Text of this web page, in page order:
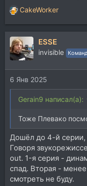
Р
е
а
к
ц
и
и
:
CakeWorker
ESSE
invisible
6 Янв 2025
Gerain9 написал(а):
Тоже Плевако
Дошёл до 4-й серии,
Говоря
out. 1-я серия -
спад. Вторая -
смотреть не буду.